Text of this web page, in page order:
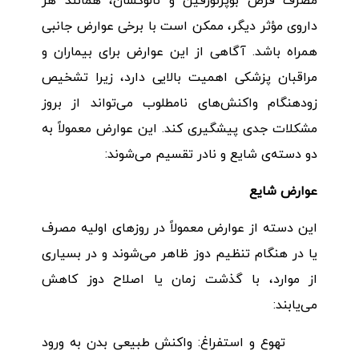
داروی مؤثر دیگر، ممکن است با برخی عوارض جانبی
همراه باشد. آگاهی از این عوارض برای بیماران و
مراقبان پزشکی اهمیت بالایی دارد، زیرا تشخیص
زودهنگام واکنش‌های نامطلوب می‌تواند از بروز
مشکلات جدی پیشگیری کند. این عوارض معمولاً به
دو دسته‌ی شایع و نادر تقسیم می‌شوند:
عوارض شایع
این دسته از عوارض معمولاً در روزهای اولیه مصرف
یا در هنگام تنظیم دوز ظاهر می‌شوند و در بسیاری
از موارد، با گذشت زمان یا اصلاح دوز کاهش
می‌یابند:
تهوع و استفراغ: واکنش طبیعی بدن به ورود